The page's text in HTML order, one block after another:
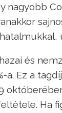
nagyobb
és
a. Ez a
Ha